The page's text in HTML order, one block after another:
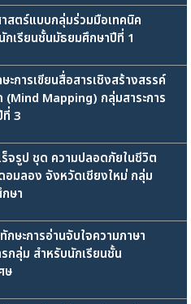
ตร์แบบกลุ่มร่วมมือเทคนิค
กเรียนชั้นมัธยมศึกษาปีที่ 1
การเขียนสื่อสารเชิงสร้างสรรค์
Mapping) กลุ่มสาระการ
ที่ 3
ร็จรูป ชุด ความปลอดภัยในชีวิต
อมลอง จังหวัดเชียงใหม่ กลุ่ม
ษา
ษะการอ่านจับใจความภาษา
กลุ่ม สำหรับนักเรียนชั้น
ษ